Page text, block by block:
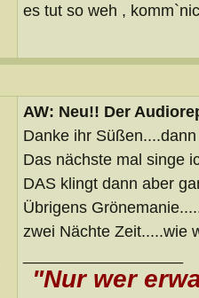
es tut so weh ,
AW: Neu!! Der
Danke ihr
Das nächste mal singe
DAS klingt dann aber
Übrigens
zwei Nächte Zeit.....wie
"Nur wer